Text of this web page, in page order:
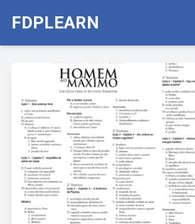
FDPLEARN